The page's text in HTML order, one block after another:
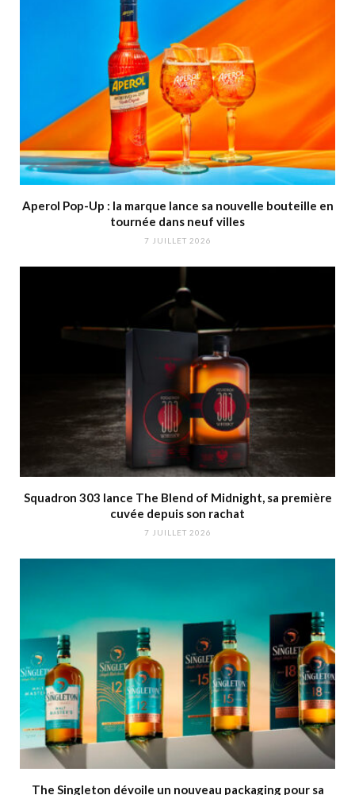
Aperol Pop-Up : la marque lance sa nouvelle bouteille en
tournée dans neuf villes
7 JUILLET 2026
Squadron 303 lance The Blend of Midnight, sa première
cuvée depuis son rachat
7 JUILLET 2026
The Singleton dévoile un nouveau packaging pour sa